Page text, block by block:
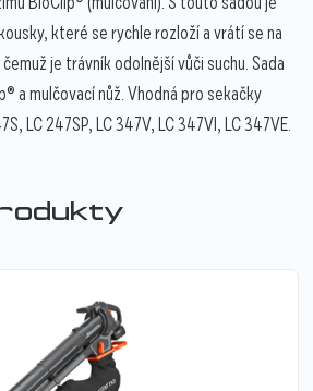
které se rychle rozloží a vrátí se na
je trávník odolnější vůči suchu. Sada
a mulčovací nůž. Vhodná pro sekačky
LC 247SP, LC 347V, LC 347VI, LC 347VE.